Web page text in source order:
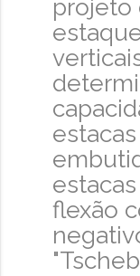
projeto
flexão